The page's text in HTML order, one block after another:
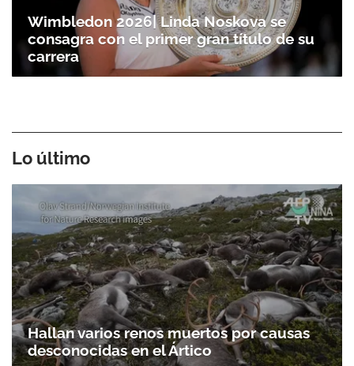
Wimbledon 2026| Linda Noskova se
consagra con el primer gran título de su
carrera
Lo último
Hallan varios renos muertos por causas
desconocidas en el Ártico